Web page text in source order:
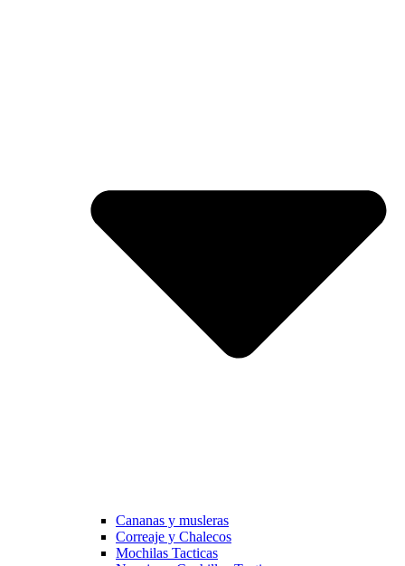
Cananas y musleras
Correaje y Chalecos
Mochilas Tacticas